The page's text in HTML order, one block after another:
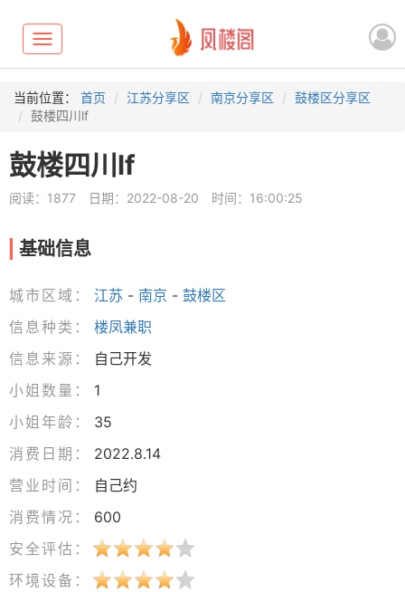
Toggle
navigation
当前位置： 首页 江苏分享区 南京分享区
鼓楼区分享区
鼓楼四川lf
鼓楼四川lf
阅读：1877 日期：2022-08-20 时间：16:00:25
基础信息
城市区域： 江苏 - 南京 - 鼓楼区
信息种类：
楼凤兼职
信息来源：
自己开发
小姐数量：
1
小姐年龄：
35
消费日期：
2022.8.14
营业时间：
自己约
消费情况：
600
安全评估：
环境设备：